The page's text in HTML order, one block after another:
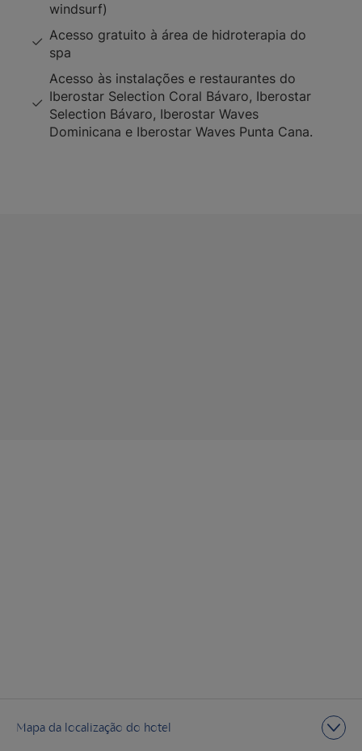
windsurf)
Acesso gratuito à área de hidroterapia do
spa
Acesso às instalações e restaurantes do
Iberostar Selection Coral Bávaro, Iberostar
Selection Bávaro, Iberostar Waves
Dominicana e Iberostar Waves Punta Cana.
Mapa da localização do hotel